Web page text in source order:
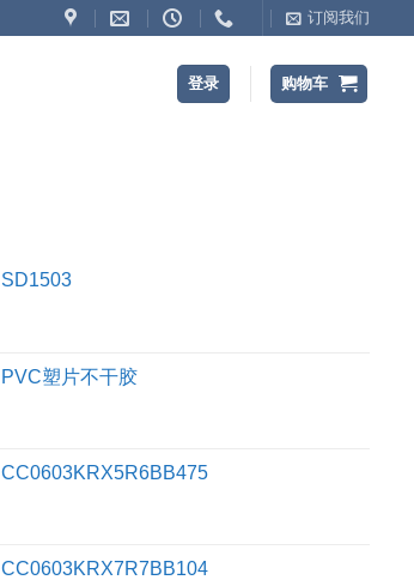
订阅我们
登录 购物车
SD1503
PVC塑片不干胶
CC0603KRX5R6BB475
CC0603KRX7R7BB104